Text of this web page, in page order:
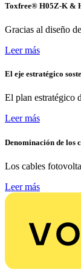
Toxfree® H05Z-K &
Gracias al diseño
Leer más
El eje estratégico
El plan estratégico
Leer más
Denominación de los
Los cables
Leer más